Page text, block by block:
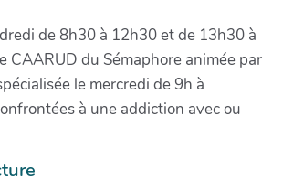
de 8h30 à 12h30 et de 13h30 à
CAARUD du Sémaphore animée par
le mercredi de 9h à
à une addiction avec ou